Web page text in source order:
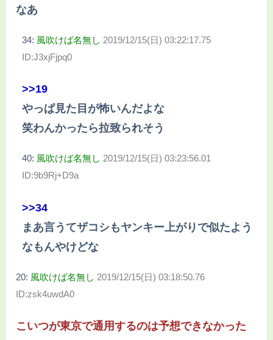
なあ
34: 風吹けば名無し 2019/12/15(日) 03:22:17.75
ID:J3xjFjpq0
>>19
やっぱ見た目が怖いんだよな
笑わんかったら拉致られそう
40: 風吹けば名無し 2019/12/15(日) 03:23:56.01
ID:9b9Rj+D9a
>>34
まあ言うてザコシもヤンキー上がりで似たよう
なもんやけどな
20: 風吹けば名無し 2019/12/15(日) 03:18:50.76
ID:zsk4uwdA0
こいつが東京で通用するのは予想できなかった